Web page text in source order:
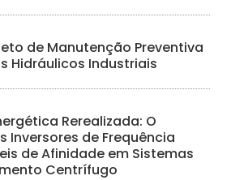
de Manutenção Preventiva
Hidráulicos Industriais
Rerealizada: O
Inversores de Frequência
de Afinidade em Sistemas
Centrífugo